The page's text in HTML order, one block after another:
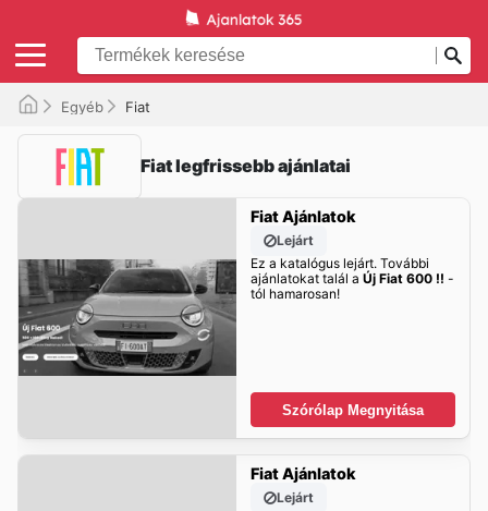
Egyéb Fiat
Fiat legfrissebb ajánlatai
Fiat Ajánlatok
Lejárt
Ez a katalógus lejárt. További
ajánlatokat talál a Új Fiat 600 !! -
tól hamarosan!
Szórólap Megnyitása
Fiat Ajánlatok
Lejárt